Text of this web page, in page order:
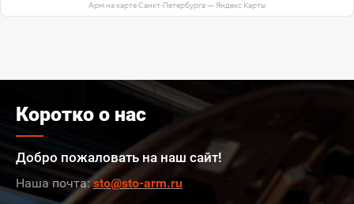
Арм на карте Санкт‑Петербурга — Яндекс Карты
Коротко о нас
Добро пожаловать на наш сайт!
Наша почта:sto@sto-arm.ru